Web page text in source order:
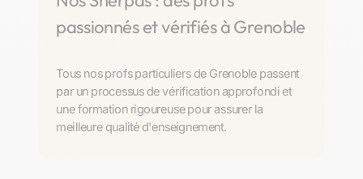
passionnés et vérifiés à Grenoble
Tous nos profs particuliers de Grenoble passent
par un processus de vérification approfondi et
une formation rigoureuse pour assurer la
meilleure qualité d'enseignement.